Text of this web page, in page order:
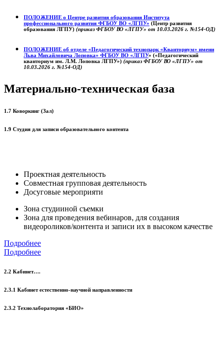
ПОЛОЖЕНИЕ о Центре развития образования Института
профессионального развития ФГБОУ ВО «ЛГПУ» (Центр развития
образования ЛГПУ) (приказ ФГБОУ ВО «ЛГПУ» от 10.03.2026 г. №154-ОД)
ПОЛОЖЕНИЕ об отделе «Педагогический технопарк «Кванториум» имени
Льва Михайловича Лоповка» ФГБОУ ВО «ЛГПУ» («Педагогический
кванториум им. Л.М. Лоповка ЛГПУ») (приказ ФГБОУ ВО «ЛГПУ» от
10.03.2026 г. №154-ОД)
Материально-техническая база
1.7 Коворкинг (Зал)
1.9 Студия для записи образовательного контента
Проектная деятельность
Совместная групповая деятельность
Досуговые мероприяти
Зона студииной съемки
Зона для проведения вебинаров, для создания
видеороликов/контента и записи их в высоком качестве
Подробнее
Подробнее
2.2 Кабинет….
2.3.1 Кабинет естественно-научной направленности
2.3.2 Технолаборатория «БИО»